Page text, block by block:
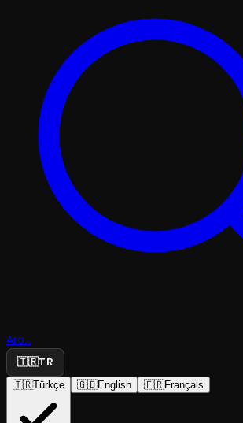
Ara...
🇹🇷TR
🇹🇷Türkçe 🇬🇧English 🇫🇷Français